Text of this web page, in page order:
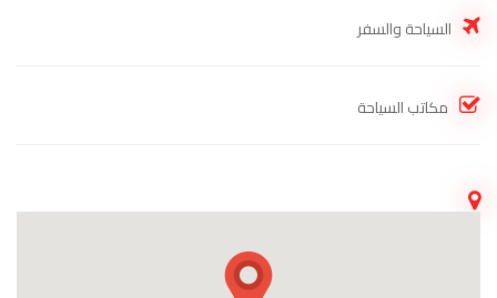
السياحة والسفر
مكاتب السياحة